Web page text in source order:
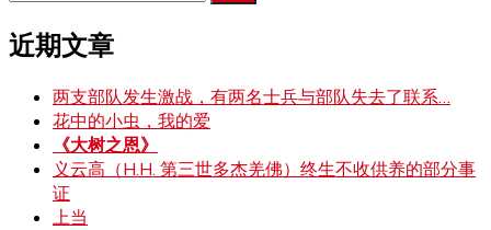
近期文章
两支部队发生激战，有两名士兵与部队失去了联系…
花中的小虫，我的爱
《大树之恩》
义云高（H.H. 第三世多杰羌佛）终生不收供养的部分事
证
上当